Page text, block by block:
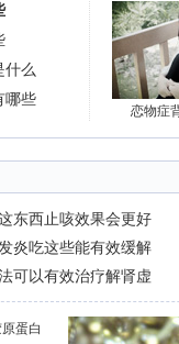
什么
哪些
恋物症
东西止咳效果会更好
炎吃这些能有效缓解
可以有效治疗解肾虚
蛋白